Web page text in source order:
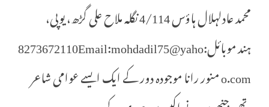
محمد عادلہلال ہاؤس 4/114 نگلہ ملاح علی گڑھ، یوپی،
ہند موبائل:8273672110Email:mohdadil75@yaho
o.com منور رانا موجودہ دور کے ایک ایسے عوامی شاعر